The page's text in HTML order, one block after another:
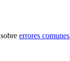
errores